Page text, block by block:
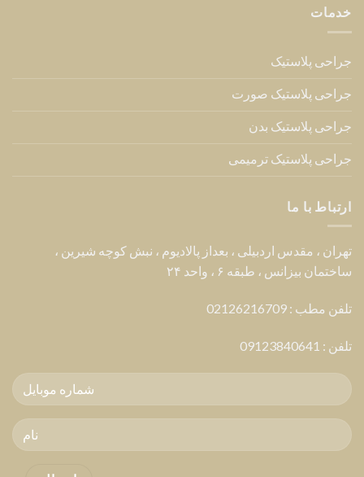
خدمات
جراحی پلاستیک
جراحی پلاستیک صورت
جراحی پلاستیک بدن
جراحی پلاستیک ترمیمی
ارتباط با ما
تهران ، مقدس اردبیلی ، بعداز پالادیوم ، نبش کوچه شیرین ،
ساختمان بیزانس ، طبقه ۶ ، واحد ۲۴
تلفن مطب : 02126216709
تلفن : 09123840641